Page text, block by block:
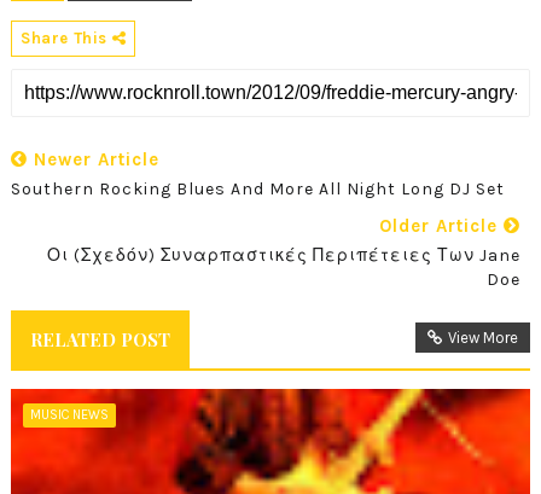
Share This
Newer Article
Older Article
Οι (Σχεδόν) Συναρπαστικές Περιπέτειες Των Jane
Doe
RELATED POST View More
MUSIC NEWS